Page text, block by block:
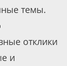
темы.
отклики
и